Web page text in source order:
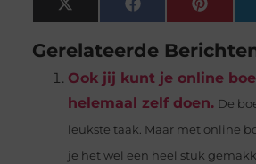
X
(Twitter)
Facebook
Gerelateerde
Ook jij kunt je online
helemaal zelf doen. De
leukste taak. Maar met online
je het wel een heel stuk